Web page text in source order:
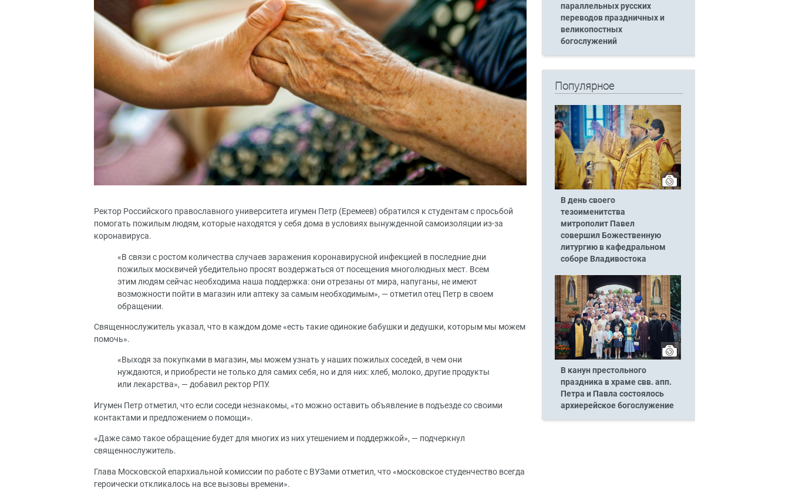
Ректор Российского православного университета игумен Петр (Еремеев) обратился к студентам с просьбой
помогать пожилым людям, которые находятся у себя дома в условиях вынужденной самоизоляции из-за
коронавируса.
«В связи с ростом количества случаев заражения коронавирусной инфекцией в последние дни
пожилых москвичей убедительно просят воздержаться от посещения многолюдных мест. Всем
этим людям сейчас необходима наша поддержка: они отрезаны от мира, напуганы, не имеют
возможности пойти в магазин или аптеку за самым необходимым», — отметил отец Петр в своем
обращении.
Священнослужитель указал, что в каждом доме «есть такие одинокие бабушки и дедушки, которым мы можем
помочь».
«Выходя за покупками в магазин, мы можем узнать у наших пожилых соседей, в чем они
нуждаются, и приобрести не только для самих себя, но и для них: хлеб, молоко, другие продукты
или лекарства», — добавил ректор РПУ.
Игумен Петр отметил, что если соседи незнакомы, «то можно оставить объявление в подъезде со своими
контактами и предложением о помощи».
«Даже само такое обращение будет для многих из них утешением и поддержкой», — подчеркнул
священнослужитель.
Глава Московской епархиальной комиссии по работе с ВУЗами отметил, что «московское студенчество всегда
героически откликалось на все вызовы времени».
параллельных русских
переводов праздничных и
великопостных
богослужений
Популярное
В день своего
тезоименитства
митрополит Павел
совершил Божественную
литургию в кафедральном
соборе Владивостока
В канун престольного
праздника в храме свв. апп.
Петра и Павла состоялось
архиерейское богослужение